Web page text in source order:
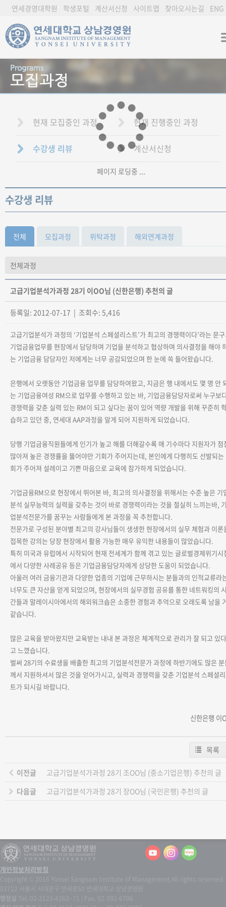
연세경영대학원 학생포털 계산서신청 사이트맵 찾아오시는길 ENG
현재 모집중인 과정 현재 진행중인 과정
수강생 리뷰 계산서신청
수강생 리뷰
전체 모집과정 위탁과정 해외연계과정
고급기업분석가과정 28기 이OO님 (신한은행) 추천의 글
등록일: 2012-07-17 | 조회수: 5,416
고급기업분석가 과정의 ‘기업분석 스페셜리스트’가 최고의 경쟁력이다’라는 문
기업금융업무를 현장에서 담당하며 기업을 분석하고 협상하며 의사결정을 해야
는 기업금융 담당자인 저에게는 너무 공감되었으며 한 눈에 쏙 들어왔습니다.
은행에서 오랫동안 기업금융 업무를 담당하여왔고, 지금은 행 내에서도 몇 명 안
는 기업금융여성 RM으로 업무를 수행하고 있는 바, 기업금융담당자로써 누구보
경쟁력을 갖춘 실력 있는 RM이 되고 싶다는 꿈이 있어 역량 개발을 위해 꾸준히
습하고 있던 중, 연세대 AAP과정을 알게 되어 지원하게 되었습니다.
당행 기업금융직원들에게 인기가 높고 해를 더해갈수록 매 기수마다 지원자가 점
많아져 높은 경쟁률을 뚫어야만 기회가 주어지는데, 본인에게 다행히도 선발되는
회가 주어져 설레이고 기쁜 마음으로 교육에 참가하게 되었습니다.
기업금융RM으로 현장에서 뛰어본 바, 최고의 의사결정을 위해서는 수준 높은 기
분석 실무능력의 실력을 갖추는 것이 바로 경쟁력이라는 것을 절실히 느끼는바,
업분석전문가를 꿈꾸는 사람들에게 본 과정을 꼭 추천합니다.
전문가로 구성된 분야별 최고의 강사님들이 생생한 현장에서의 실무 체험과 이론
접목한 강의는 당장 현장에서 활용 가능한 매우 유익한 내용들이 많았습니다.
특히 미국과 유럽에서 시작되어 현재 전세계가 함께 겪고 있는 글로벌경제위기시
에서 다양한 사례공유 등은 기업금융담당자에게 상당한 도움이 되었습니다.
아울러 여러 금융기관과 다양한 업종의 기업에 근무하시는 분들과의 인적교류라
너무도 큰 자산을 얻게 되었으며, 현장에서의 실무경험 공유를 통한 네트워킹의
간들과 말레이시아에서의 해외워크숍은 소중한 경험과 추억으로 오래도록 남을
같습니다.
많은 교육을 받아왔지만 교육받는 내내 본 과정은 체계적으로 관리가 잘 되고 있다
고 느꼈습니다.
벌써 28기의 수료생을 배출한 최고의 기업분석전문가 과정에 하반기에도 많은
께서 지원하셔서 많은 것을 얻어가시고, 실력과 경쟁력을 갖춘 기업분석 스페셜
트가 되시길 바랍니다.
신한은행 이
목록
이전글
고급기업분석가과정 28기 조OO님 (중소기업은행) 추천의 글
다음글
고급기업분석가과정 28기 장OO님 (국민은행) 추천의 글
개인정보처리방침
Copyright © 2016 Yonsei Sangnam Institute of Management.All rights reserved.
03722 서울시 서대문구 연세로50 연세대학교 상남경영원
행정실 Tel. 02-2123-4263~71 | Fax. 02-392-6706
페이지 로딩중 ...